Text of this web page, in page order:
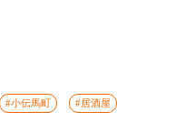
#小伝馬町 #居酒屋